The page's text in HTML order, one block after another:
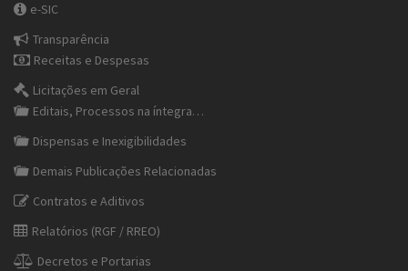
e-SIC
Transparência
Receitas e Despesas
Licitações em Geral
Editais, Processos na íntegra…
Dispensas e Inexigibilidades
Demais Publicações Relacionadas
Contratos e Aditivos
Relatórios (RGF / RREO)
Decretos e Portarias